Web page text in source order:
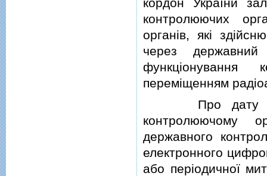
контролюючих
органiв, якi
через
функцiонування
перемiщенням
Про дату i час
контролюючому
державного
електронного
або перiодичної